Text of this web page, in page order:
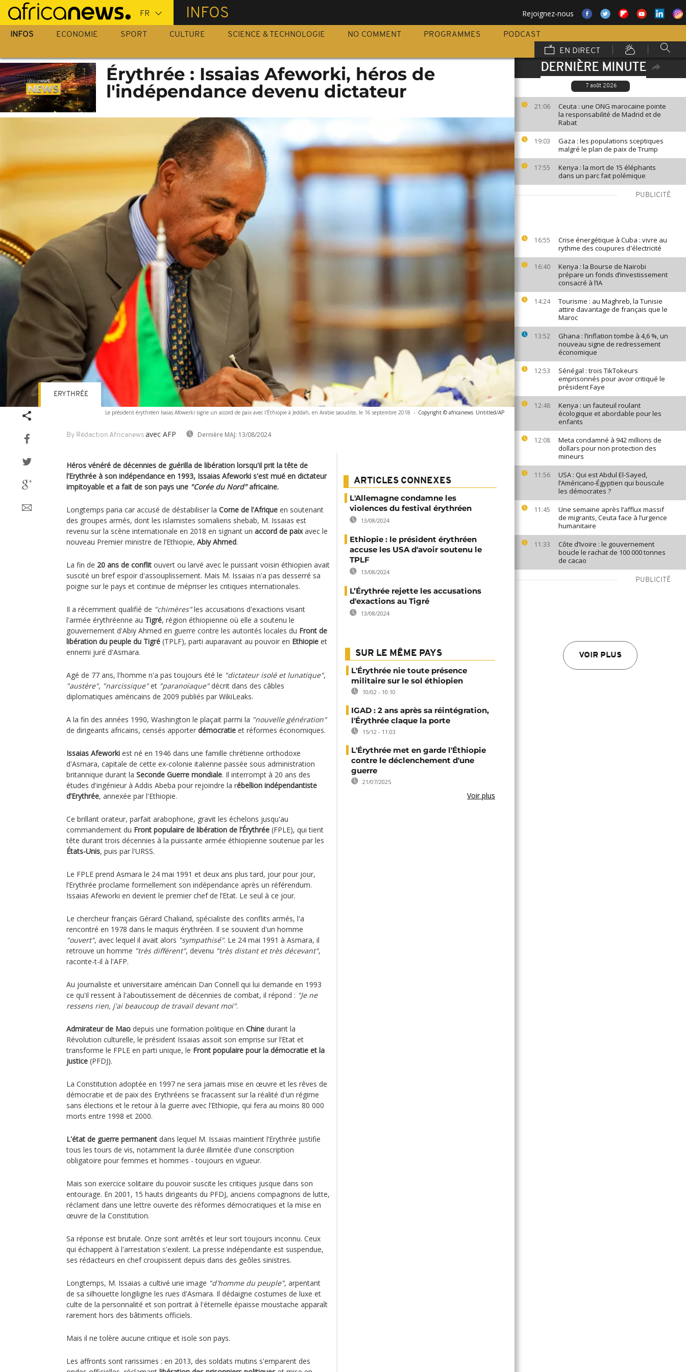
Passer
au
contenu
INFOS Rejoignez-nous
INFOS ECONOMIE SPORT CULTURE SCIENCE & TECHNOLOGIE NO COMMENT PROGRAMMES
PODCAST
EN DIRECT
DERNIÈRE MINUTE
7 août 2026
21:06
Ceuta : une ONG marocaine pointe
la responsabilité de Madrid et de
Rabat
19:03
Gaza : les populations sceptiques
malgré le plan de paix de Trump
17:55
Kenya : la mort de 15 éléphants
dans un parc fait polémique
PUBLICITÉ
16:55
Crise énergétique à Cuba : vivre au
rythme des coupures d'électricité
16:40
Kenya : la Bourse de Nairobi
prépare un fonds d’investissement
consacré à l’IA
14:24
Tourisme : au Maghreb, la Tunisie
attire davantage de français que le
Maroc
13:52
Ghana : l’inflation tombe à 4,6 %, un
nouveau signe de redressement
économique
12:53
Sénégal : trois TikTokeurs
emprisonnés pour avoir critiqué le
président Faye
12:48
Kenya : un fauteuil roulant
écologique et abordable pour les
enfants
12:08
Meta condamné à 942 millions de
dollars pour non protection des
mineurs
11:56
USA : Qui est Abdul El-Sayed,
l’Américano-Égyptien qui bouscule
les démocrates ?
11:45
Une semaine après l’afflux massif
de migrants, Ceuta face à l’urgence
humanitaire
11:33
Côte d’Ivoire : le gouvernement
boucle le rachat de 100 000 tonnes
de cacao
PUBLICITÉ
VOIR PLUS
Érythrée : Issaias Afeworki, héros de
l'indépendance devenu dictateur
Le président érythréen Isaias Afowerki signe un accord de paix avec l'Éthiopie à Jeddah, en Arabie saoudite, le 16 septembre 2018 - Copyright © africanews Untitled/AP
By Rédaction Africanews avec AFP Dernière MAJ: 13/08/2024
ERYTHRÉE
Héros vénéré de décennies de guérilla de libération lorsqu'il prit la tête de
l’Erythrée à son indépendance en 1993, Issaias Afeworki s'est mué en dictateur
impitoyable et a fait de son pays une "Corée du Nord"africaine.
Longtemps paria car accusé de déstabiliser la Corne de l'Afrique en soutenant
des groupes armés, dont les islamistes somaliens shebab, M. Issaias est
revenu sur la scène internationale en 2018 en signant un accord de paixavec le
nouveau Premier ministre de l’Ethiopie, Abiy Ahmed.
La fin de 20 ans de conflit ouvert ou larvé avec le puissant voisin éthiopien avait
suscité un bref espoir d'assouplissement. Mais M. Issaias n'a pas desserré sa
poigne sur le pays et continue de mépriser les critiques internationales.
Il a récemment qualifié de "chimères"les accusations d'exactions visant
l'armée érythréenne au Tigré, région éthiopienne où elle a soutenu le
gouvernement d'Abiy Ahmed en guerre contre les autorités locales du Front de
libération du peuple du Tigré (TPLF), parti auparavant au pouvoir en Ethiopie et
ennemi juré d'Asmara.
Agé de 77 ans, l'homme n'a pas toujours été le "dictateur isolé et lunatique",
"austère", "narcissique"et "paranoïaque"décrit dans des câbles
diplomatiques américains de 2009 publiés par WikiLeaks.
A la fin des années 1990, Washington le plaçait parmi la "nouvelle génération"
de dirigeants africains, censés apporter démocratie et réformes économiques.
Issaias Afeworki est né en 1946 dans une famille chrétienne orthodoxe
d'Asmara, capitale de cette ex-colonie italienne passée sous administration
britannique durant la Seconde Guerre mondiale. Il interrompt à 20 ans des
études d'ingénieur à Addis Abeba pour rejoindre la rébellion indépendantiste
d’Erythrée, annexée par l'Ethiopie.
Ce brillant orateur, parfait arabophone, gravit les échelons jusqu'au
commandement du Front populaire de libération de l’Érythrée (FPLE), qui tient
tête durant trois décennies à la puissante armée éthiopienne soutenue par les
États-Unis, puis par l'URSS.
Le FPLE prend Asmara le 24 mai 1991 et deux ans plus tard, jour pour jour,
l’Erythrée proclame formellement son indépendance après un référendum.
Issaias Afeworki en devient le premier chef de l’Etat. Le seul à ce jour.
Le chercheur français Gérard Chaliand, spécialiste des conflits armés, l'a
rencontré en 1978 dans le maquis érythréen. Il se souvient d'un homme
"ouvert", avec lequel il avait alors "sympathisé". Le 24 mai 1991 à Asmara, il
retrouve un homme "très différent", devenu "très distant et très décevant",
raconte-t-il à l'AFP.
Au journaliste et universitaire américain Dan Connell qui lui demande en 1993
ce qu'il ressent à l'aboutissement de décennies de combat, il répond : "Je ne
ressens rien, j'ai beaucoup de travail devant moi".
Admirateur de Mao depuis une formation politique en Chine durant la
Révolution culturelle, le président Issaias assoit son emprise sur l’Etat et
transforme le FPLE en parti unique, le Front populaire pour la démocratie et la
justice (PFDJ).
La Constitution adoptée en 1997 ne sera jamais mise en œuvre et les rêves de
démocratie et de paix des Erythréens se fracassent sur la réalité d'un régime
sans élections et le retour à la guerre avec l’Ethiopie, qui fera au moins 80 000
morts entre 1998 et 2000.
L'état de guerre permanent dans lequel M. Issaias maintient l’Erythrée justifie
tous les tours de vis, notamment la durée illimitée d'une conscription
obligatoire pour femmes et hommes - toujours en vigueur.
Mais son exercice solitaire du pouvoir suscite les critiques jusque dans son
entourage. En 2001, 15 hauts dirigeants du PFDJ, anciens compagnons de lutte,
réclament dans une lettre ouverte des réformes démocratiques et la mise en
œuvre de la Constitution.
Sa réponse est brutale. Onze sont arrêtés et leur sort toujours inconnu. Ceux
qui échappent à l'arrestation s'exilent. La presse indépendante est suspendue,
ses rédacteurs en chef croupissent depuis dans des geôles sinistres.
Longtemps, M. Issaias a cultivé une image "d'homme du peuple", arpentant
de sa silhouette longiligne les rues d'Asmara. Il dédaigne costumes de luxe et
culte de la personnalité et son portrait à l'éternelle épaisse moustache apparaît
rarement hors des bâtiments officiels.
Mais il ne tolère aucune critique et isole son pays.
Les affronts sont rarissimes : en 2013, des soldats mutins s'emparent des
ARTICLES CONNEXES
L'Allemagne condamne les
violences du festival érythréen
13/08/2024
Ethiopie : le président érythréen
accuse les USA d'avoir soutenu le
TPLF
13/08/2024
L’Érythrée rejette les accusations
d'exactions au Tigré
13/08/2024
SUR LE MÊME PAYS
L'Érythrée nie toute présence
militaire sur le sol éthiopien
10/02 - 10:10
IGAD : 2 ans après sa réintégration,
l'Érythrée claque la porte
15/12 - 11:03
L'Érythrée met en garde l'Éthiopie
contre le déclenchement d'une
guerre
21/07/2025
Voir plus